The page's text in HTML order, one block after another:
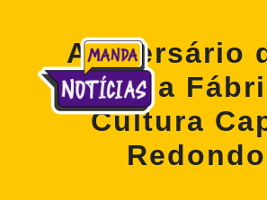
Aniversário
anos da
Cultura
Redondo